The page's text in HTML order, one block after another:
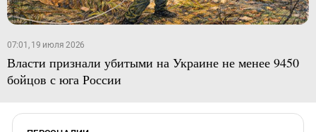
07:01, 19 июля 2026
Власти признали убитыми на Украине не менее 9450
бойцов с юга России